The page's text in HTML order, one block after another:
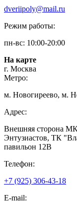
dveriipoly@mail.ru
Режим работы:
пн-вс: 10:00-20:00
На карте
г. Москва
Метро:
м. Новогиреево, м.
Адрес:
Внешняя сторона
Энтузиастов, ТК
павильон 12В
Телефон:
+7 (925) 306-43-18
E-mail: